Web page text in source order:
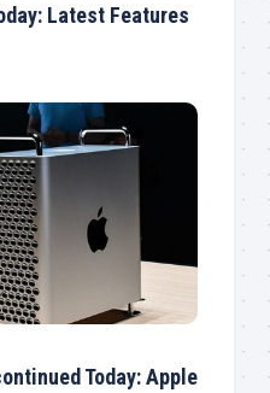
Latest Features
Today: Apple